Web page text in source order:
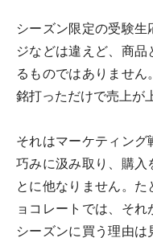
シーズン限定の受験
ジなどは違えど、商
るものではありませ
銘打っただけで売上が
それはマーケティン
巧みに汲み取り、購入
とに他なりません。
ョコレートでは、そ
シーズンに買う理由